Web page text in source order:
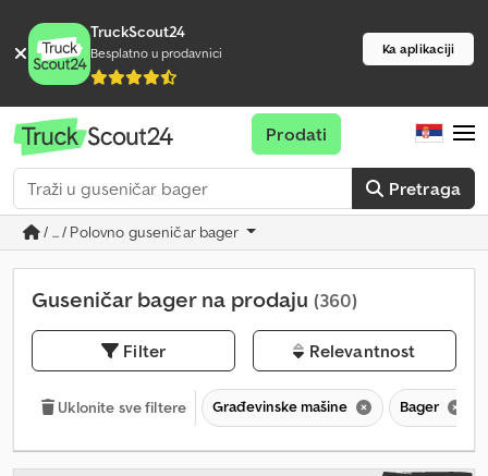
TruckScout24
Besplatno u prodavnici Ka aplikaciji
Pretraga
Prodati
/ ... / Polovno guseničar bager
Guseničar bager na prodaju (360)
Filter Relevantnost
Uklonite sve filtere Građevinske mašine Bager